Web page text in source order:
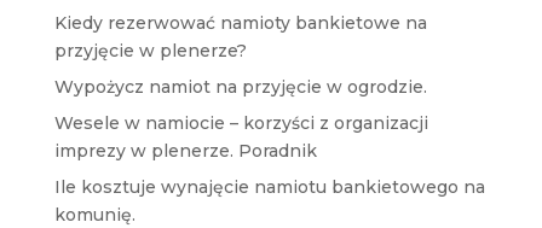
Kiedy rezerwować namioty bankietowe na
przyjęcie w plenerze?
Wypożycz namiot na przyjęcie w ogrodzie.
Wesele w namiocie – korzyści z organizacji
imprezy w plenerze. Poradnik
Ile kosztuje wynajęcie namiotu bankietowego na
komunię.